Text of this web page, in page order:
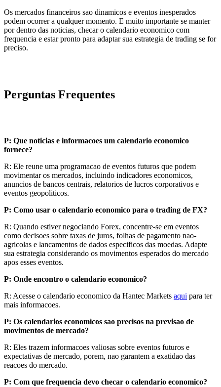
Os mercados financeiros sao dinamicos e eventos inesperados
podem ocorrer a qualquer momento. E muito importante se manter
por dentro das noticias, checar o calendario economico com
frequencia e estar pronto para adaptar sua estrategia de trading se for
preciso.
Perguntas Frequentes
P: Que noticias e informacoes um calendario economico
fornece?
R: Ele reune uma programacao de eventos futuros que podem
movimentar os mercados, incluindo indicadores economicos,
anuncios de bancos centrais, relatorios de lucros corporativos e
eventos geopoliticos.
P: Como usar o calendario economico para o trading de FX?
R: Quando estiver negociando Forex, concentre-se em eventos
como decisoes sobre taxas de juros, folhas de pagamento nao-
agricolas e lancamentos de dados especificos das moedas. Adapte
sua estrategia considerando os movimentos esperados do mercado
apos esses eventos.
P: Onde encontro o calendario economico?
R: Acesse o calendario economico da Hantec Markets aqui para ter
mais informacoes.
P: Os calendarios economicos sao precisos na previsao de
movimentos de mercado?
R: Eles trazem informacoes valiosas sobre eventos futuros e
expectativas de mercado, porem, nao garantem a exatidao das
reacoes do mercado.
P: Com que frequencia devo checar o calendario economico?